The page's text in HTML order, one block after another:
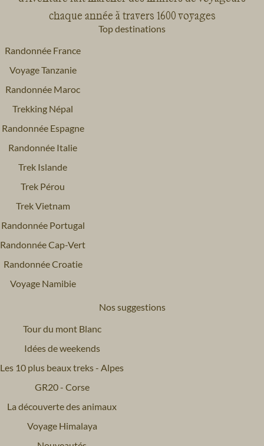
chaque année à travers 1600 voyages
Top destinations
Randonnée France
Voyage Tanzanie
Randonnée Maroc
Trekking Népal
Randonnée Espagne
Randonnée Italie
Trek Islande
Trek Pérou
Trek Vietnam
Randonnée Portugal
Randonnée Cap-Vert
Randonnée Croatie
Voyage Namibie
Nos suggestions
Tour du mont Blanc
Idées de weekends
Les 10 plus beaux treks - Alpes
GR20 - Corse
La découverte des animaux
Voyage Himalaya